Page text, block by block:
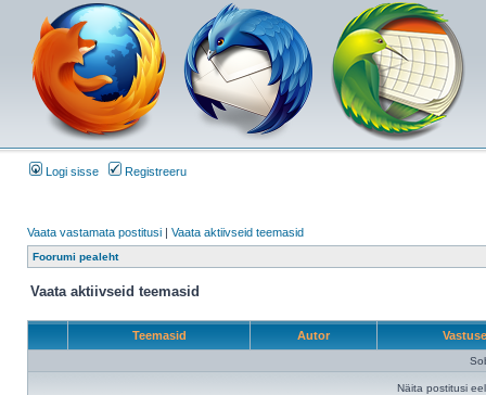
Logi sisse Registreeru
Vaata vastamata postitusi | Vaata aktiivseid teemasid
Foorumi pealeht
Vaata aktiivseid teemasid
Teemasid Autor
Näita postitusi